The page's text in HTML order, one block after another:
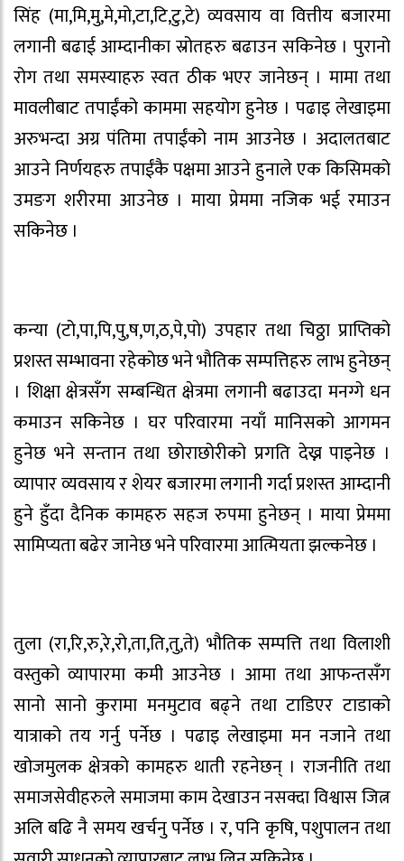
सिंह (मा,मि,मु,मे,मो,टा,टि,टु,टे) व्यवसाय वा वित्तीय बजारमा
लगानी बढाई आम्दानीका स्रोतहरु बढाउन सकिनेछ । पुरानो
रोग तथा समस्याहरु स्वत ठीक भएर जानेछन् । मामा तथा
मावलीबाट तपाईंको काममा सहयोग हुनेछ । पढाइ लेखाइमा
अरुभन्दा अग्र पंतिमा तपाईंको नाम आउनेछ । अदालतबाट
आउने निर्णयहरु तपाईंकै पक्षमा आउने हुनाले एक किसिमको
उमङग शरीरमा आउनेछ । माया प्रेममा नजिक भई रमाउन
सकिनेछ ।
कन्या (टो,पा,पि,पु,ष,ण,ठ,पे,पो) उपहार तथा चिठ्ठा प्राप्तिको
प्रशस्त सम्भावना रहेकोछ भने भौतिक सम्पत्तिहरु लाभ हुनेछन्
। शिक्षा क्षेत्रसँग सम्बन्धित क्षेत्रमा लगानी बढाउदा मनग्गे धन
कमाउन सकिनेछ । घर परिवारमा नयाँ मानिसको आगमन
हुनेछ भने सन्तान तथा छोराछोरीको प्रगति देख्न पाइनेछ ।
व्यापार व्यवसाय र शेयर बजारमा लगानी गर्दा प्रशस्त आम्दानी
हुने हुँदा दैनिक कामहरु सहज रुपमा हुनेछन् । माया प्रेममा
सामिप्यता बढेर जानेछ भने परिवारमा आत्मियता झल्कनेछ ।
तुला (रा,रि,रु,रे,रो,ता,ति,तु,ते) भौतिक सम्पत्ति तथा विलाशी
वस्तुको व्यापारमा कमी आउनेछ । आमा तथा आफन्तसँग
सानो सानो कुरामा मनमुटाव बढ्ने तथा टाडिएर टाडाको
यात्राको तय गर्नु पर्नेछ । पढाइ लेखाइमा मन नजाने तथा
खोजमुलक क्षेत्रको कामहरु थाती रहनेछन् । राजनीति तथा
समाजसेवीहरुले समाजमा काम देखाउन नसक्दा विश्वास जित्न
अलि बढि नै समय खर्चनु पर्नेछ । र, पनि कृषि, पशुपालन तथा